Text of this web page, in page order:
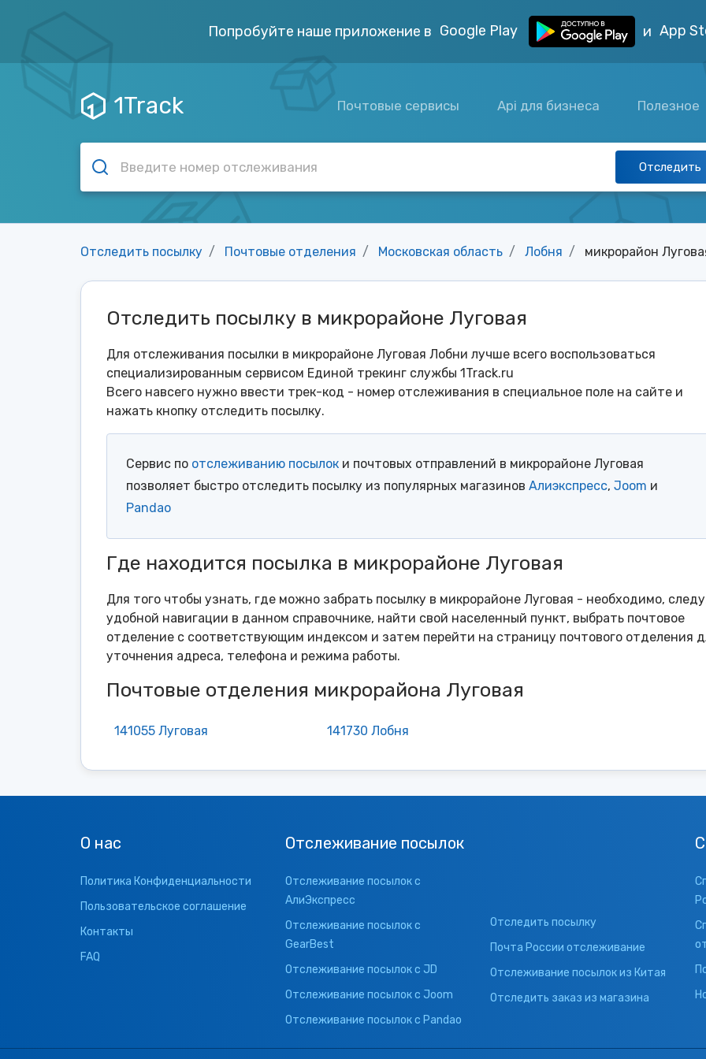
Попробуйте наше приложение в Google Play и App
1Track Почтовые сервисы Api для бизнеса Полезное
Отследить
Отследить посылку Почтовые отделения Московская область Лобня микрорайон
Отследить посылку в микрорайоне Луговая
Для отслеживания посылки в микрорайоне Луговая Лобни лучше всего воспользоваться
специализированным сервисом Единой трекинг службы 1Track.ru
Всего навсего нужно ввести трек-код - номер отслеживания в специальное поле на сайте и
нажать кнопку отследить посылку.
Сервис по отслеживанию посылок и почтовых отправлений в микрорайоне Луговая
позволяет быстро отследить посылку из популярных магазинов Алиэкспресс, Joom и
Pandao
Где находится посылка в микрорайоне Луговая
Для того чтобы узнать, где можно забрать посылку в микрорайоне Луговая - необходимо,
удобной навигации в данном справочнике, найти свой населенный пункт, выбрать почтовое
отделение с соответствующим индексом и затем перейти на страницу почтового отделения
уточнения адреса, телефона и режима работы.
Почтовые отделения микрорайона Луговая
141055 Луговая 141730 Лобня
О нас
Политика Конфиденциальности
Пользовательское соглашение
Контакты
FAQ
Отслеживание посылок
Отслеживание посылок с
АлиЭкспресс
Отслеживание посылок с
GearBest
Отслеживание посылок с JD
Отслеживание посылок с Joom
Отслеживание посылок с Pandao
Отследить посылку
Почта России отслеживание
Отслеживание посылок из Китая
Отследить заказ из магазина